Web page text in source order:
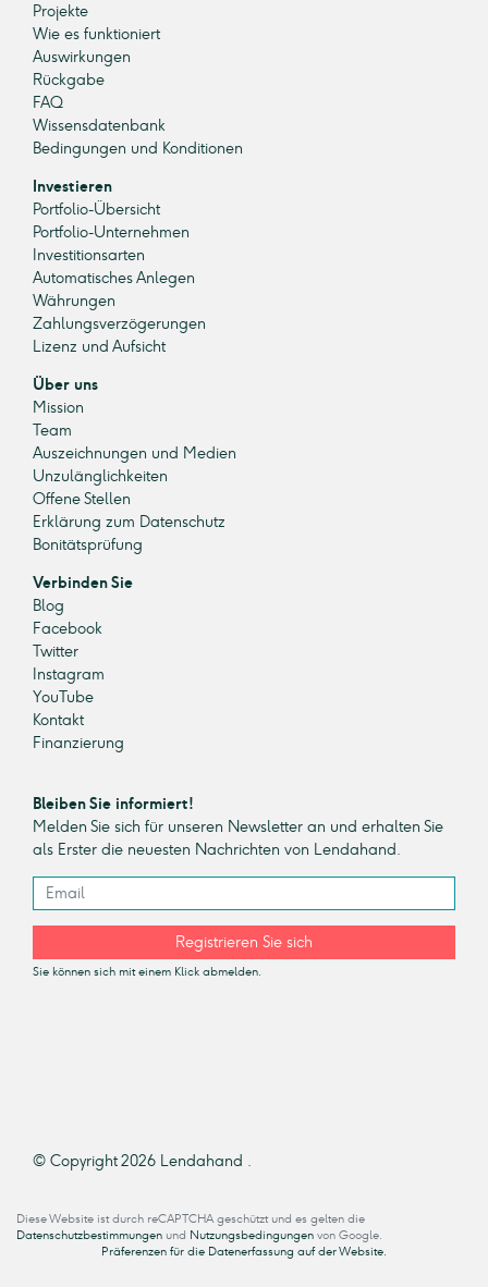
Projekte
Wie es funktioniert
Auswirkungen
Rückgabe
FAQ
Wissensdatenbank
Bedingungen und Konditionen
Investieren
Portfolio-Übersicht
Portfolio-Unternehmen
Investitionsarten
Automatisches Anlegen
Währungen
Zahlungsverzögerungen
Lizenz und Aufsicht
Über uns
Mission
Team
Auszeichnungen und Medien
Unzulänglichkeiten
Offene Stellen
Erklärung zum Datenschutz
Bonitätsprüfung
Verbinden Sie
Blog
Facebook
Twitter
Instagram
YouTube
Kontakt
Finanzierung
Bleiben Sie informiert!
Melden Sie sich für unseren Newsletter an und erhalten Sie
als Erster die neuesten Nachrichten von Lendahand.
Registrieren Sie sich
Sie können sich mit einem Klick abmelden.
© Copyright 2026 Lendahand .
Diese Website ist durch reCAPTCHA geschützt und es gelten die
Datenschutzbestimmungen und Nutzungsbedingungen von Google.
Präferenzen für die Datenerfassung auf der Website.